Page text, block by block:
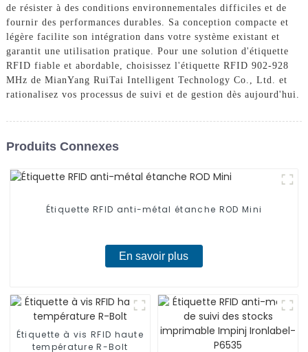
de résister à des conditions environnementales difficiles et de
fournir des performances durables. Sa conception compacte et
légère facilite son intégration dans votre système existant et
garantit une utilisation pratique. Pour une solution d'étiquette
RFID fiable et abordable, choisissez l'étiquette RFID 902-928
MHz de MianYang RuiTai Intelligent Technology Co., Ltd. et
rationalisez vos processus de suivi et de gestion dès aujourd'hui.
Produits Connexes
Étiquette RFID anti-métal étanche ROD Mini
En savoir plus
Étiquette à vis RFID haute
température R-Bolt